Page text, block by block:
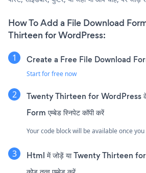
How To Add a File Download
Thirteen for WordPress:
Create a Free File Download
Start for free now
Twenty Thirteen for WordPress
Form एम्बेड स्निपेट कॉपी करें
Your code block will be available once
Html में जोड़ें या Twenty Thirteen